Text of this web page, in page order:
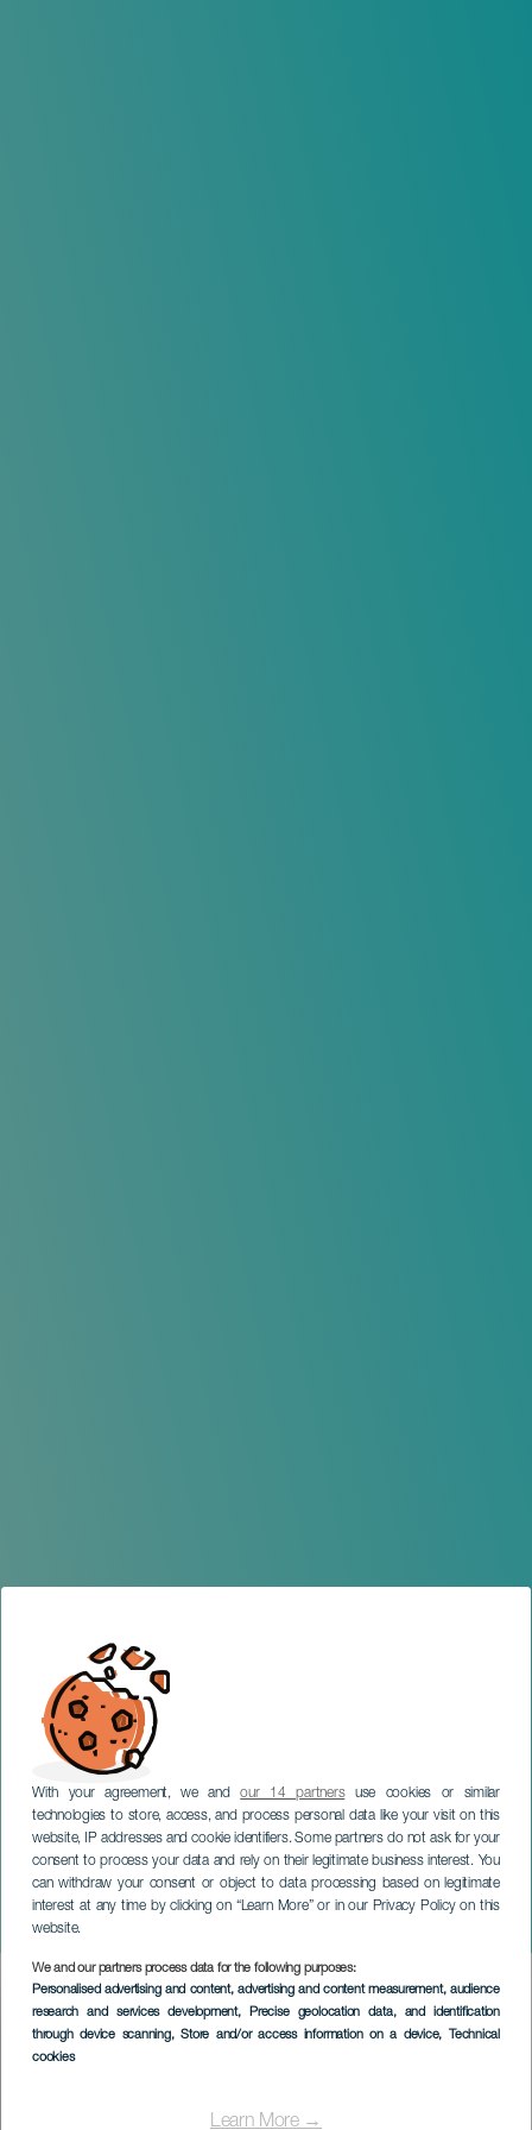
With your agreement, we andour 14 partnersuse cookies or similar
technologies to store, access, and process personal data like your visit on this
website, IP addresses and cookie identifiers. Some partners do not ask for your
consent to process your data and rely on their legitimate business interest. You
can withdraw your consent or object to data processing based on legitimate
interest at any time by clicking on “Learn More” or in our Privacy Policy on this
website.
We and our partners process data for the following purposes:
Personalised advertising and content, advertising and content measurement, audience
research and services development, Precise geolocation data, and identification
through device scanning, Store and/or access information on a device, Technical
cookies
Learn More →
Parcours théâtral Pinacos
: L'Autre Perspective,
TENERIFE
Imagen
Listado